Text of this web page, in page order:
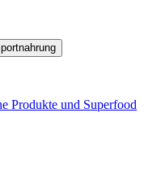
Produkte und Superfood